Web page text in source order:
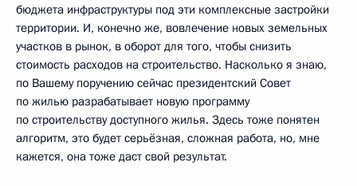
бюджета инфраструктуры под эти комплексные застройки
территории. И, конечно же, вовлечение новых земельных
участков в рынок, в оборот для того, чтобы снизить
стоимость расходов на строительство. Насколько я знаю,
по Вашему поручению сейчас президентский Совет
по жилью разрабатывает новую программу
по строительству доступного жилья. Здесь тоже понятен
алгоритм, это будет серьёзная, сложная работа, но, мне
кажется, она тоже даст свой результат.